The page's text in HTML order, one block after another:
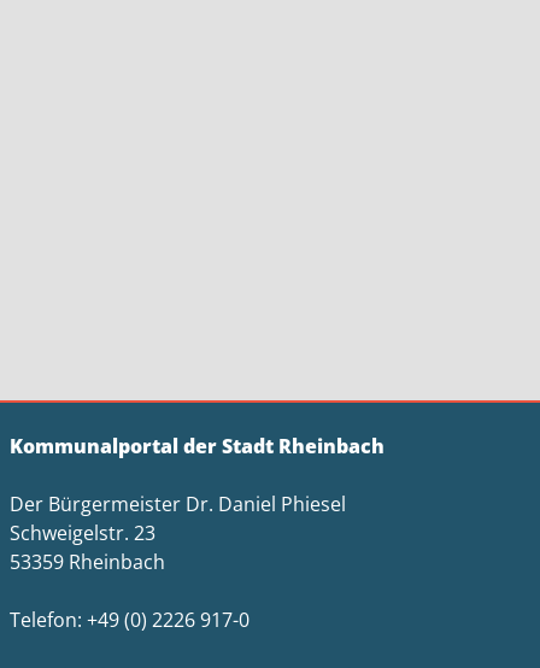
Kommunalportal der Stadt Rheinbach
Der Bürgermeister Dr. Daniel Phiesel
Schweigelstr. 23
53359 Rheinbach
Telefon: +49 (0) 2226 917-0